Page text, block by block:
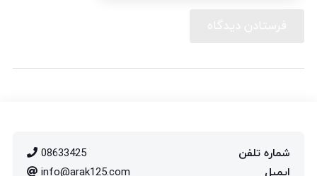
شماره تلفن
08633425